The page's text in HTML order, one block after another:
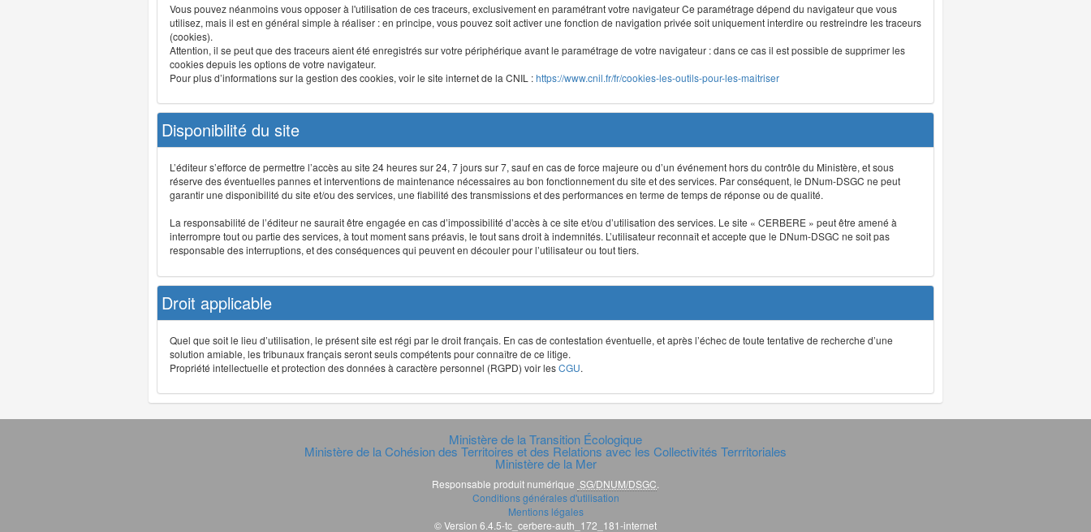
Vous pouvez néanmoins vous opposer à l'utilisation de ces traceurs, exclusivement en paramétrant votre navigateur Ce paramétrage dépend du navigateur que vous
utilisez, mais il est en général simple à réaliser : en principe, vous pouvez soit activer une fonction de navigation privée soit uniquement interdire ou restreindre les traceurs
(cookies).
Attention, il se peut que des traceurs aient été enregistrés sur votre périphérique avant le paramétrage de votre navigateur : dans ce cas il est possible de supprimer les
cookies depuis les options de votre navigateur.
Pour plus d’informations sur la gestion des cookies, voir le site internet de la CNIL :https://www.cnil.fr/fr/cookies-les-outils-pour-les-maitriser
Disponibilité du site
L’éditeur s’efforce de permettre l’accès au site 24 heures sur 24, 7 jours sur 7, sauf en cas de force majeure ou d’un événement hors du contrôle du Ministère, et sous
réserve des éventuelles pannes et interventions de maintenance nécessaires au bon fonctionnement du site et des services. Par conséquent, le DNum-DSGC ne peut
garantir une disponibilité du site et/ou des services, une fiabilité des transmissions et des performances en terme de temps de réponse ou de qualité.
La responsabilité de l’éditeur ne saurait être engagée en cas d’impossibilité d’accès à ce site et/ou d’utilisation des services. Le site « CERBERE » peut être amené à
interrompre tout ou partie des services, à tout moment sans préavis, le tout sans droit à indemnités. L’utilisateur reconnaît et accepte que le DNum-DSGC ne soit pas
responsable des interruptions, et des conséquences qui peuvent en découler pour l’utilisateur ou tout tiers.
Droit applicable
Quel que soit le lieu d’utilisation, le présent site est régi par le droit français. En cas de contestation éventuelle, et après l’échec de toute tentative de recherche d’une
solution amiable, les tribunaux français seront seuls compétents pour connaître de ce litige.
Propriété intellectuelle et protection des données à caractère personnel (RGPD) voir lesCGU.
Ministère de la Transition Écologique
Ministère de la Cohésion des Territoires et des Relations avec les Collectivités Terrritoriales
Ministère de la Mer
Responsable produit numérique SG/DNUM/DSGC
Conditions générales d'utilisation
Mentions légales
© Version 6.4.5-tc_cerbere-auth_172_181-internet